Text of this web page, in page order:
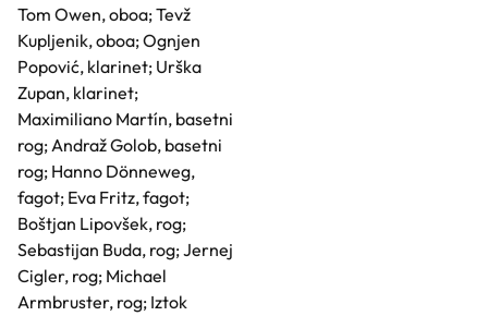
Tom Owen, oboa; Tevž
Kupljenik, oboa; Ognjen
Popović, klarinet; Urška
Zupan, klarinet;
Maximiliano Martín, basetni
rog; Andraž Golob, basetni
rog; Hanno Dönneweg,
fagot; Eva Fritz, fagot;
Boštjan Lipovšek, rog;
Sebastijan Buda, rog; Jernej
Cigler, rog; Michael
Armbruster, rog; Iztok